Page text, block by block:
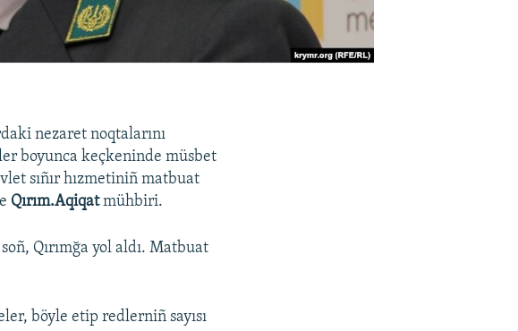
nezaret noqtalarını
boyunca keçkeninde müsbet
sıñır hızmetiniñ matbuat
Qırım.Aqiqatmühbiri.
Qırımğa yol aldı. Matbuat
böyle etip redlerniñ sayısı